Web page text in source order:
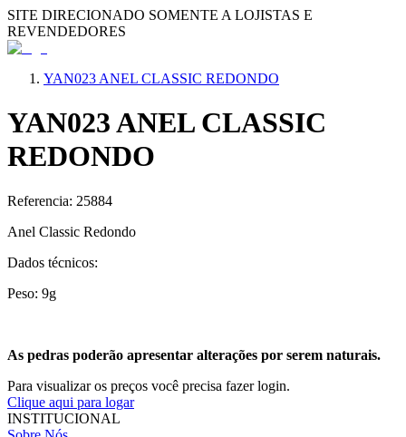
SITE DIRECIONADO SOMENTE A LOJISTAS E
REVENDEDORES
YAN023 ANEL CLASSIC REDONDO
YAN023 ANEL CLASSIC
REDONDO
Referencia: 25884
Anel Classic Redondo
Dados técnicos:
Peso: 9g
As pedras poderão apresentar alterações por serem naturais.
Para visualizar os preços você precisa fazer login.
Clique aqui para logar
INSTITUCIONAL